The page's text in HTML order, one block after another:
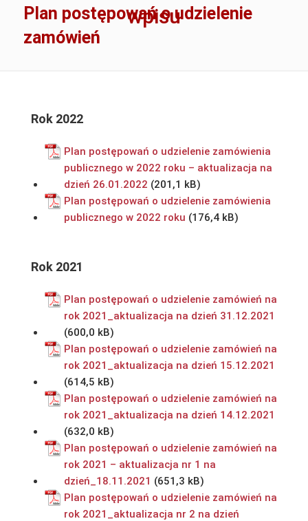
wpisu
Plan postępowań o udzielenie
zamówień
Rok 2022
Plan postępowań o udzielenie zamówienia
publicznego w 2022 roku – aktualizacja na
dzień 26.01.2022
Plan postępowań o udzielenie zamówienia
publicznego w 2022 roku
Rok 2021
Plan postępowań o udzielenie zamówień na
rok 2021_aktualizacja na dzień 31.12.2021
Plan postępowań o udzielenie zamówień na
rok 2021_aktualizacja na dzień 15.12.2021
Plan postępowań o udzielenie zamówień na
rok 2021_aktualizacja na dzień 14.12.2021
Plan postępowań o udzielenie zamówień na
rok 2021 – aktualizacja nr 1 na
dzień_18.11.2021
Plan postępowań o udzielenie zamówień na
rok 2021_aktualizacja nr 2 na dzień